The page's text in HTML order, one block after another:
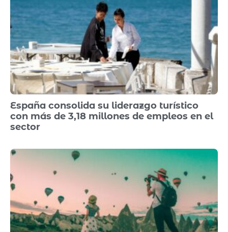
España consolida su liderazgo turístico
con más de 3,18 millones de empleos en el
sector